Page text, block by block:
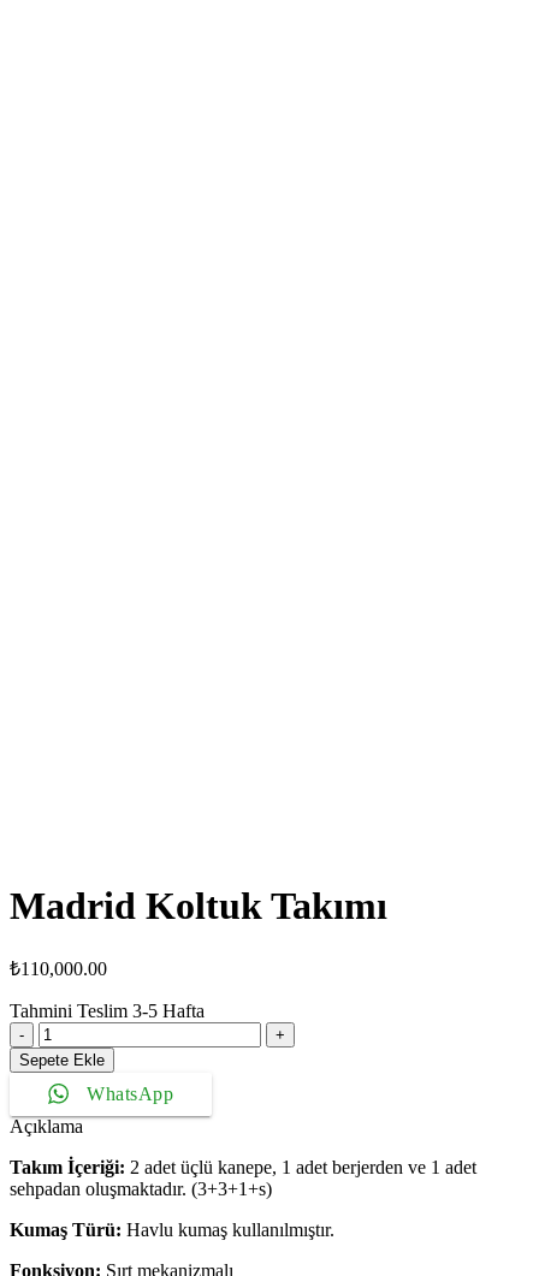
Madrid Koltuk Takımı
₺110,000.00
Tahmini Teslim 3-5 Hafta
Madrid
Koltuk
Takımı
adet
Sepete Ekle
WhatsApp
Açıklama
Takım İçeriği: 2 adet üçlü kanepe, 1 adet berjerden ve 1 adet
sehpadan oluşmaktadır. (3+3+1+s)
Kumaş Türü: Havlu kumaş kullanılmıştır.
Fonksiyon: Sırt mekanizmalı